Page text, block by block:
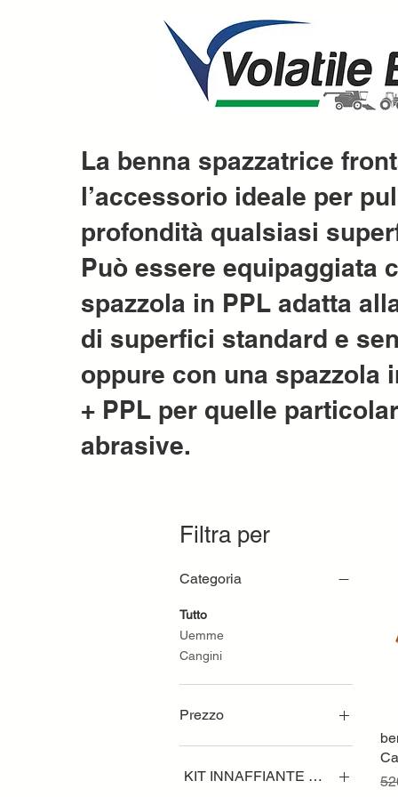
La benna spazzatrice
l’accessorio ideale per
profondità qualsiasi
Può essere equipaggiata
spazzola in PPL adatta
di superfici standard e
oppure con una spazzola
+ PPL per quelle
abrasive.
Filtra per
Categoria
Tutto
Uemme
Cangini
Prezzo
KIT INNAFFIANTE A CADUTA